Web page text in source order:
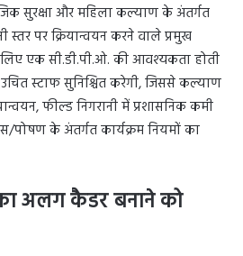
सुरक्षा और महिला कल्याण के अंतर्गत
पर क्रियान्वयन करने वाले प्रमुख
एक सी.डी.पी.ओ. की आवश्यकता होती
स्टाफ सुनिश्चित करेगी, जिससे कल्याण
फील्ड निगरानी में प्रशासनिक कमी
पोषण के अंतर्गत कार्यक्रम नियमों का
अलग कैडर बनाने को